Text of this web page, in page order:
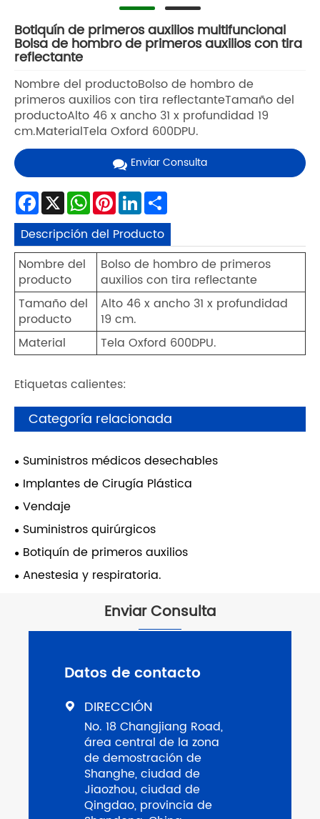
Botiquín de primeros auxilios multifuncional
Bolsa de hombro de primeros auxilios con tira
reflectante
Nombre del productoBolso de hombro de
primeros auxilios con tira reflectanteTamaño del
productoAlto 46 x ancho 31 x profundidad 19
cm.MaterialTela Oxford 600DPU.
Enviar Consulta
Facebook
X WhatsApp
Pinterest
LinkedIn
Descripción del Producto
Nombre del
producto
Bolso de hombro de primeros
auxilios con tira reflectante
Tamaño del
producto
Alto 46 x ancho 31 x profundidad
19 cm.
Material
Tela Oxford 600DPU.
Etiquetas calientes:
Categoría relacionada
Suministros médicos desechables
Implantes de Cirugía Plástica
Vendaje
Suministros quirúrgicos
Botiquín de primeros auxilios
Anestesia y respiratoria.
Enviar Consulta
Datos de contacto
 DIRECCIÓN
No. 18 Changjiang Road,
área central de la zona
de demostración de
Shanghe, ciudad de
Jiaozhou, ciudad de
Qingdao, provincia de